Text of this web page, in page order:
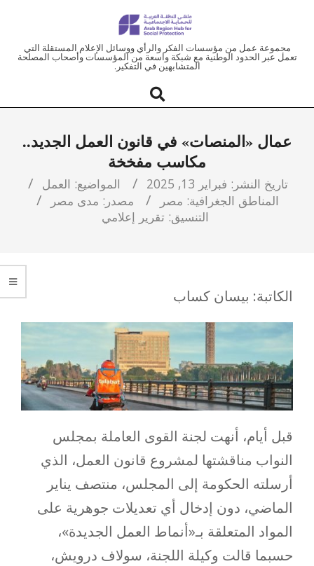
ملتقى
العربية
للحماية
الاجتماعية
مجموعة عمل من مؤسسات الفكر والرأي ووسائل الإعلام المستقلة التي
تعمل عبر الحدود الوطنية مع شبكة واسعة من المؤسسات وأصحاب المصلحة
المتشابهين في التفكير.
عمال «المنصات» في قانون العمل الجديد..
مكاسب مفخخة
تاريخ النشر: فبراير 13, 2025 المواضيع: العمل
المناطق الجغرافية: مصر مصدر: مدى مصر
التنسيق: تقرير إعلامي
الكاتبة: بيسان كساب
قبل أيام، أنهت لجنة القوى العاملة بمجلس
النواب مناقشتها لمشروع قانون العمل، الذي
أرسلته الحكومة إلى المجلس، منتصف يناير
الماضي، دون إدخال أي تعديلات جوهرية على
المواد المتعلقة بـ«أنماط العمل الجديدة»،
حسبما قالت وكيلة اللجنة، سولاف درويش،